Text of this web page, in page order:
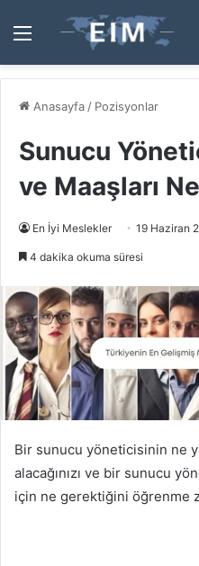
Menü
Anasayfa / Pozisyonlar
Sunucu
ve Maaşları
En İyi Meslekler 19 Haziran
4 dakika okuma süresi
Bir sunucu yöneticisinin ne
alacağınızı ve bir sunucu
için ne gerektiğini öğrenme